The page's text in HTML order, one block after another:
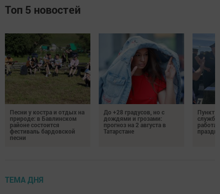
Топ 5 новостей
Песни у костра и отдых на
природе: в Бавлинском
районе состоится
фестиваль бардовской
песни
До +28 градусов, но с
дождями и грозами:
прогноз на 2 августа в
Татарстане
Пункт
службу
ТЕМА ДНЯ